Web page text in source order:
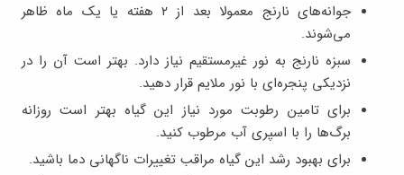
جوانه‌های نارنج معمولا بعد از ۲ هفته یا یک ماه ظاهر
می‌شوند.
سبزه نارنج به نور غیرمستقیم نیاز دارد. بهتر است آن را در
نزدیکی پنجره‌ای با نور ملایم قرار دهید.
برای تامین رطوبت مورد نیاز این گیاه بهتر است روزانه
برگ‌ها را با اسپری آب مرطوب کنید.
برای بهبود رشد این گیاه مراقب تغییرات ناگهانی دما باشید.